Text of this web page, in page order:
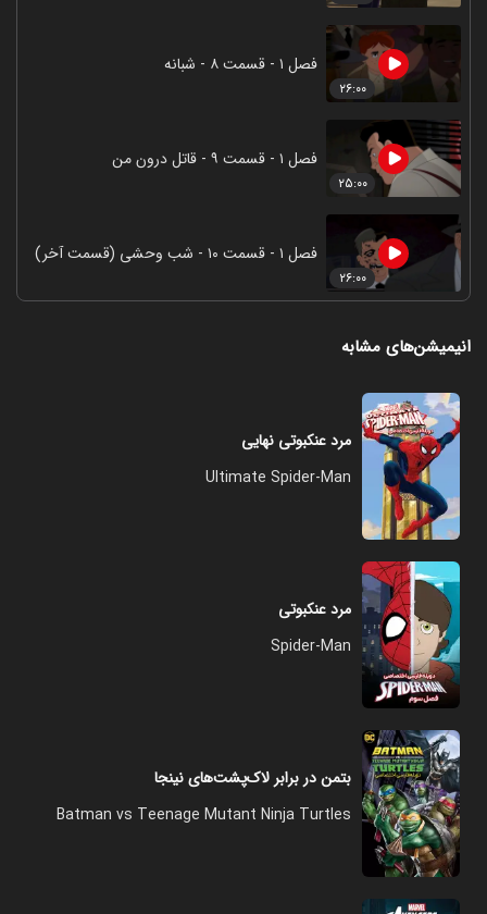
۲۶:۰۰
فصل ۱ - قسمت ۸ - شبانه
۲۵:۰۰
فصل ۱ - قسمت ۹ - قاتل درون من
۲۶:۰۰
فصل ۱ - قسمت ۱۰ - شب وحشی (قسمت آخر)
انیمیشن‌های مشابه
مرد عنکبوتی نهایی
Ultimate Spider-Man
مرد عنکبوتی
Spider-Man
بتمن در برابر لاک‌پشت‌های نینجا
Batman vs Teenage Mutant Ninja Turtles